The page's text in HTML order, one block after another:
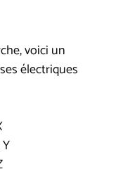
voici un
électriques